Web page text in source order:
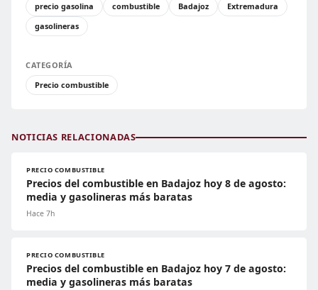
precio gasolina
combustible Badajoz
Extremadura
gasolineras
CATEGORÍA
Precio combustible
NOTICIAS RELACIONADAS
PRECIO COMBUSTIBLE
Precios del combustible en Badajoz hoy 8 de agosto:
media y gasolineras más baratas
Hace 7h
PRECIO COMBUSTIBLE
Precios del combustible en Badajoz hoy 7 de agosto:
media y gasolineras más baratas